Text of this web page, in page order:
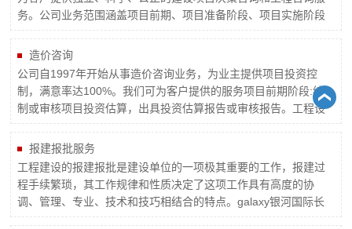
务。公司业务范围涵盖项目前期、项目准备阶段、项目实施阶段
和项目运营阶段的全过程和阶段性的工程咨询，具备开展专项咨
询、综合咨询和评估能力。接受政府部门、企业和事业单位、国
内外投资者等各类客户的委托，承担以房屋建筑、市政工程等为
主的新建、扩建和改建项目...
造价咨询
公司自1997年开始从事造价咨询业务，为业主提供项目投资控
制，满意率达100%。我们可为客户提供的服务项目前期阶段:编
制或审核项目投资估算，出具投资估算报告或审核报告。工程设
计阶段:编制成审核设计概算，出具工程概算书或审核报告。工程
施工招标阶段:编制或审核招标工程量清单和招标预算，出具招标
工程量清单和招标预算或审核报告。工程施工准备阶段:审核施工
承包合同条款...
报建报批服务
工程建设的报建报批是建设单位的一项极其重要的工作，报建过
程手续繁琐，其工作规律和性质决定了这项工作具有高度的协
调、管理、专业、技术和技巧相结合的特点。galaxy银河国际长
期以来为建设单位提供公建工程或商业工程的报建报批服务，在